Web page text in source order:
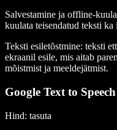
Salvestamine ja offline-
kuulata teisendatud teksti
Teksti esiletõstmine: teksti
ekraanil esile, mis aitab
mõistmist ja meeldejätmist.
Google Text to Speech
Hind: tasuta